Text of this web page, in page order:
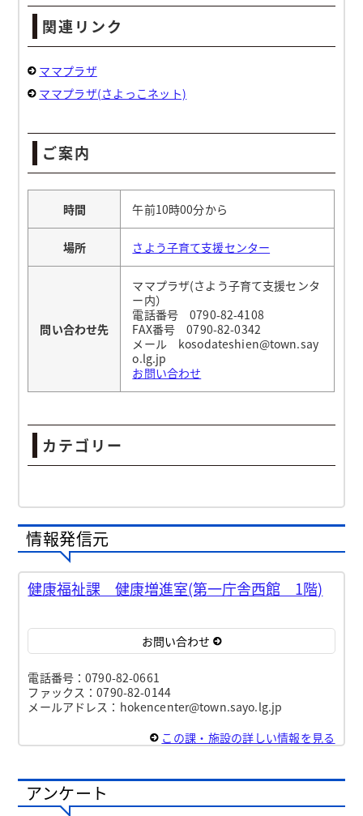
関連リンク
ママプラザ
ママプラザ(さよっこネット)
ご案内
時間 午前10時00分から
場所 さよう子育て支援センター
問い合わせ先
ママプラザ(さよう子育て支援センタ
ー内）
電話番号 0790-82-4108
FAX番号 0790-82-0342
メール kosodateshien@town.say
o.lg.jp
お問い合わせ
カテゴリー
情報発信元
健康福祉課 健康増進室(第一庁舎西館 1階)
お問い合わせ
電話番号：0790-82-0661
ファックス：0790-82-0144
メールアドレス：hokencenter@town.sayo.lg.jp
この課・施設の詳しい情報を見る
アンケート